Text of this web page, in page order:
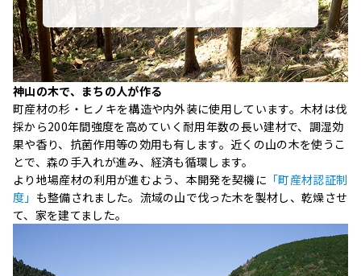
神山の木で、まちの人が作る
町産材の杉・ヒノキを構造や内外装に使用しています。木材は伐
採から200年間強度を高めていく耐用年数の⻑い建材で、調湿効
果や香り、抗菌作用等の効用も有します。近くの山の木を使うこ
とで、森の手入れが進み、経済も循環します。
より地場産材の利用が進むよう、本開発を契機に 「町産材認証制
度」 も整備されました。流域の山で伐った木を製材し、乾燥させ
て、家を建てました。